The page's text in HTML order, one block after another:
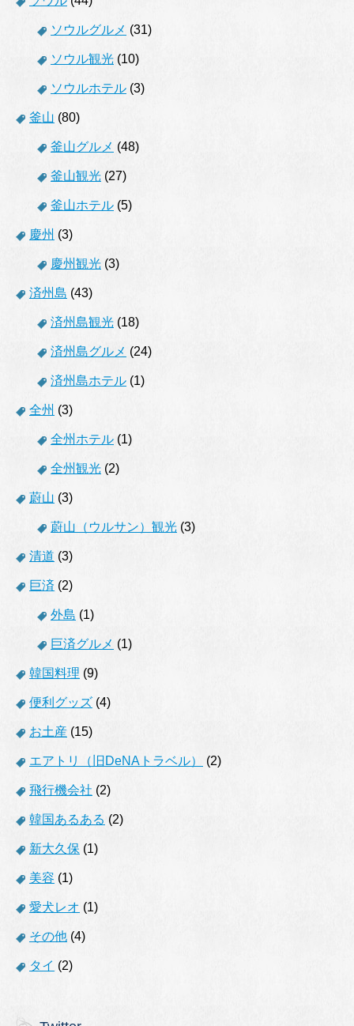
ソウルグルメ (31)
ソウル観光 (10)
ソウルホテル (3)
釜山 (80)
釜山グルメ (48)
釜山観光 (27)
釜山ホテル (5)
慶州 (3)
慶州観光 (3)
済州島 (43)
済州島観光 (18)
済州島グルメ (24)
済州島ホテル (1)
全州 (3)
全州ホテル (1)
全州観光 (2)
蔚山 (3)
蔚山（ウルサン）観光 (3)
清道 (3)
巨済 (2)
外島 (1)
巨済グルメ (1)
韓国料理 (9)
便利グッズ (4)
お土産 (15)
エアトリ（旧DeNAトラベル） (2)
飛行機会社 (2)
韓国あるある (2)
新大久保 (1)
美容 (1)
愛犬レオ (1)
その他 (4)
タイ (2)